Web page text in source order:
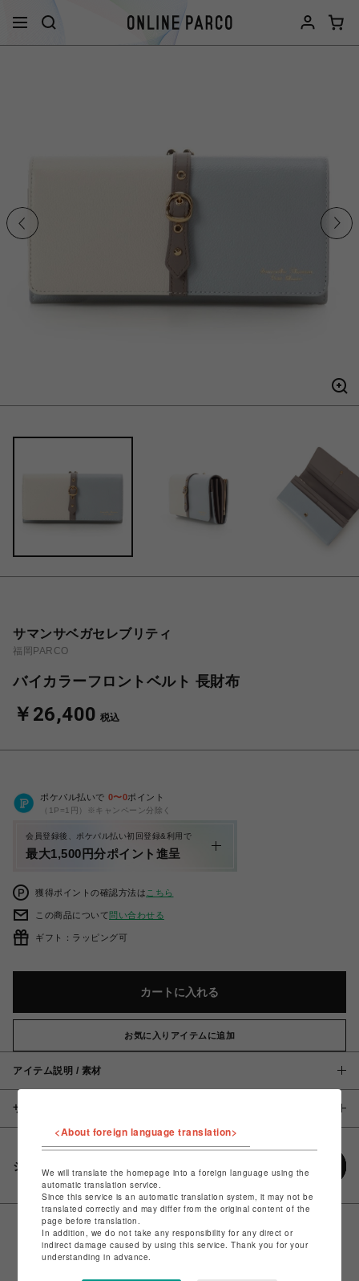
サマンサベガセレブリティ
福岡PARCO
バイカラーフロントベルト 長財布
￥26,400 税込
ポケパル払いで 0〜0ポイント
（1P=1円）※キャンペーン分除く
会員登録後、ポケパル払い初回登録&利用で
最大1,500円分ポイント進呈
獲得ポイントの確認方法は こちら
この商品について問い合わせる
ギフト：ラッピング可
カートに入れる
お気に入りアイテムに追加
アイテム説明 / 素材
サイズ
シェアする
<About foreign language translation>
We will translate the homepage into a foreign language using the
automatic translation service.
Since this service is an automatic translation system, it may not be
translated correctly and may differ from the original content of the
page before translation.
In addition, we do not take any responsibility for any direct or
indirect damage caused by using this service. Thank you for your
understanding in advance.